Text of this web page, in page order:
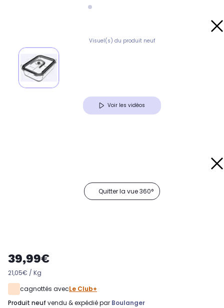
Visuel(s) du produit neuf
Voir les vidéos
Quitter la vue 360°
39,99€
21,05€ / Kg
cagnottés avecLe Club+
produit neuf vendu & expédié par Boulanger